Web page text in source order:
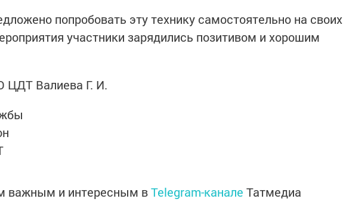
попробовать эту технику самостоятельно на своих
участники зарядились позитивом и хорошим
Валиева Г. И.
важным и интересным вTelegram-канале Татмедиа